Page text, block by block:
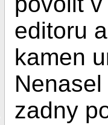
editoru
kamen
zadny